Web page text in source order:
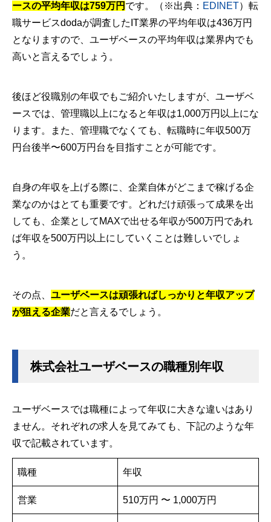
ースの平均年収は759万円 です。（※出典： EDINET）転
職サービスdodaが調査したIT業界の平均年収は436万円
となりますので、ユーザベースの平均年収は業界内でも
高いと言えるでしょう。
後ほど役職別の年収でもご紹介いたしますが、ユーザベ
ースでは、管理職以上になると年収は1,000万円以上にな
ります。また、管理職でなくても、転職時に年収500万
円台後半〜600万円台を目指すことが可能です。
自身の年収を上げる際に、企業自体がどこまで稼げる企
業なのかはとても重要です。どれだけ頑張って成果を出
しても、企業としてMAXで出せる年収が500万円であれ
ば年収を500万円以上にしていくことは難しいでしょ
う。
その点、 ユーザベースは頑張ればしっかりと年収アップ
が狙える企業だと言えるでしょう。
株式会社ユーザベースの職種別年収
ユーザベースでは職種によって年収に大きな違いはあり
ません。それぞれの求人を見てみても、下記のような年
収で記載されています。
職種 年収
営業 510万円 〜 1,000万円